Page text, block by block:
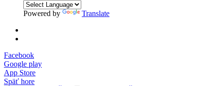
Powered by Translate
Facebook
Google play
App Store
Späť hore